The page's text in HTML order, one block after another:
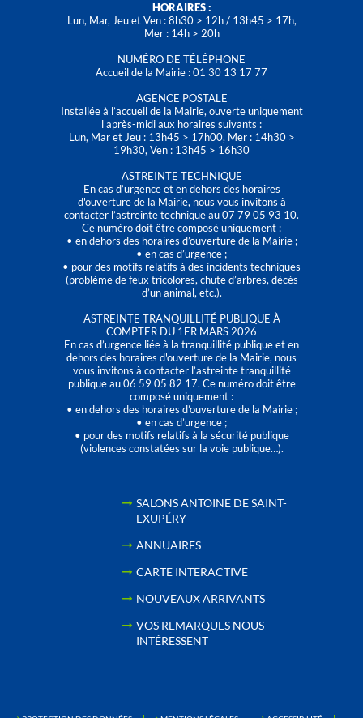
HORAIRES :
Lun, Mar, Jeu et Ven : 8h30 > 12h / 13h45 > 17h,
Mer : 14h > 20h
NUMÉRO DE TÉLÉPHONE
Accueil de la Mairie : 01 30 13 17 77
AGENCE POSTALE
Installée à l’accueil de la Mairie, ouverte uniquement
l'après-midi aux horaires suivants :
Lun, Mar et Jeu : 13h45 > 17h00, Mer : 14h30 >
19h30, Ven : 13h45 > 16h30
ASTREINTE TECHNIQUE
En cas d’urgence et en dehors des horaires
d'ouverture de la Mairie, nous vous invitons à
contacter l’astreinte technique au 07 79 05 93 10.
Ce numéro doit être composé uniquement :
• en dehors des horaires d’ouverture de la Mairie ;
• en cas d’urgence ;
• pour des motifs relatifs à des incidents techniques
(problème de feux tricolores, chute d’arbres, décès
d’un animal, etc.).
ASTREINTE TRANQUILLITÉ PUBLIQUE À
COMPTER DU 1ER MARS 2026
En cas d’urgence liée à la tranquillité publique et en
dehors des horaires d'ouverture de la Mairie, nous
vous invitons à contacter l’astreinte tranquillité
publique au 06 59 05 82 17. Ce numéro doit être
composé uniquement :
• en dehors des horaires d’ouverture de la Mairie ;
• en cas d’urgence ;
• pour des motifs relatifs à la sécurité publique
(violences constatées sur la voie publique…).
SALONS ANTOINE DE SAINT-
EXUPÉRY
ANNUAIRES
CARTE INTERACTIVE
NOUVEAUX ARRIVANTS
VOS REMARQUES NOUS
INTÉRESSENT